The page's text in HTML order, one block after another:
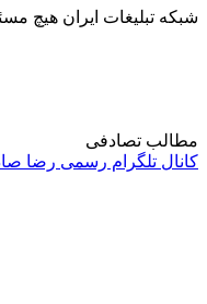
شبکه تبلیغات ایران هیچ
مطالب تصادفی
کانال تلگرام رسمی رضا